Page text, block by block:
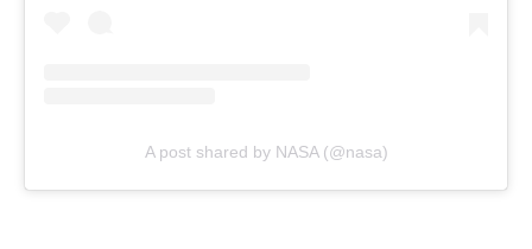
A post shared by NASA (@nasa)